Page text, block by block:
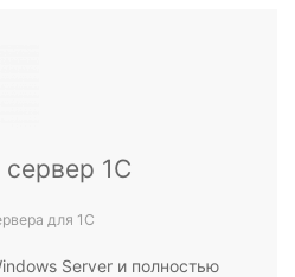
1С
для 1С
Server и полностью